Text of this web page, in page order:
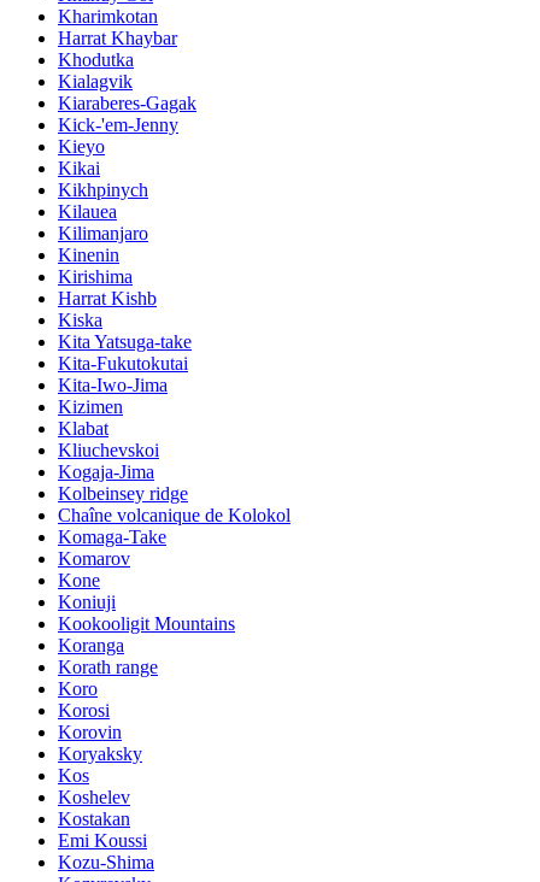
Kharimkotan
Harrat Khaybar
Khodutka
Kialagvik
Kiaraberes-Gagak
Kick-'em-Jenny
Kieyo
Kikai
Kikhpinych
Kilauea
Kilimanjaro
Kinenin
Kirishima
Harrat Kishb
Kiska
Kita Yatsuga-take
Kita-Fukutokutai
Kita-Iwo-Jima
Kizimen
Klabat
Kliuchevskoi
Kogaja-Jima
Kolbeinsey ridge
Chaîne volcanique de Kolokol
Komaga-Take
Komarov
Kone
Koniuji
Kookooligit Mountains
Koranga
Korath range
Koro
Korosi
Korovin
Koryaksky
Kos
Koshelev
Kostakan
Emi Koussi
Kozu-Shima